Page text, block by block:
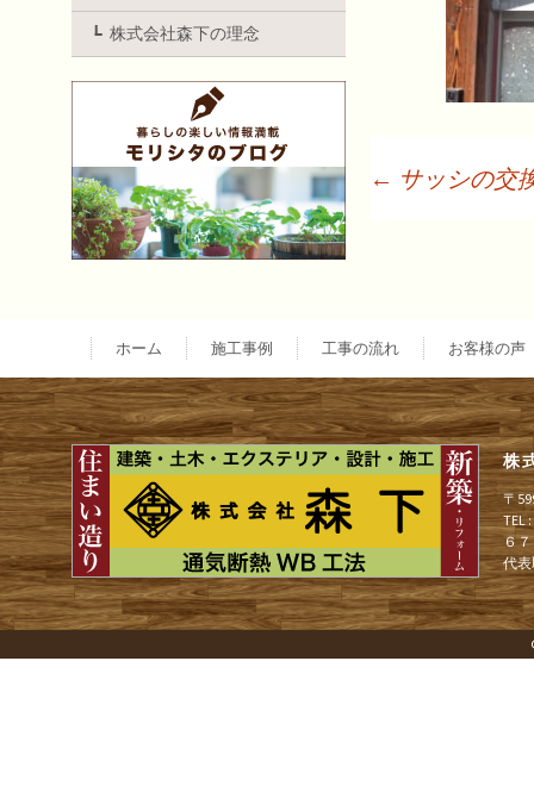
ナ
ビ
ゲ
ー
シ
← サッシの交
株式会社森下の理念
ホーム 施工事例 工事の流れ お客様の声
株
〒
TEL
６
代